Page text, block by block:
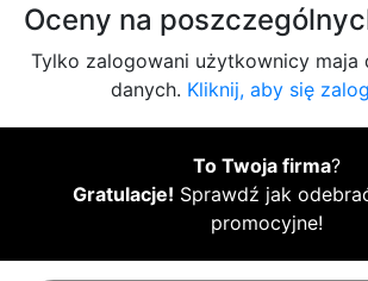
Oceny na
Tylko zalogowani użytkownicy maja
danych. Kliknij, aby się
To Twoja firma?
Gratulacje! Sprawdź jak
promocyjne!